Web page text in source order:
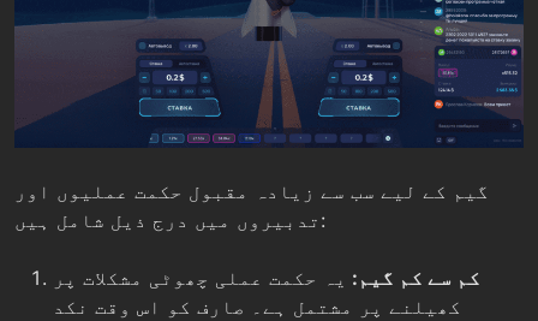
گیم کے لیے سب سے زیادہ مقبول حکمت عملیوں اور
تدبیروں میں درج ذیل شامل ہیں:
کم سے کم گیم: یہ حکمت عملی چھوٹی مشکلات پر
کھیلنے پر مشتمل ہے۔ صارف کو اس وقت نکد